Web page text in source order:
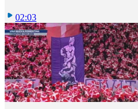
02:03